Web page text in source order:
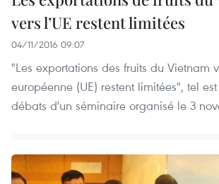
vers l’UE restent limitées
04/11/2016 09:07
"​Les exportations des fruits ​​​du Vietnam
européenne (UE) restent limitées", tel
débats d'un séminaire organisé le 3